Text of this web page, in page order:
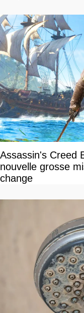
Assassin's Creed
nouvelle grosse
change